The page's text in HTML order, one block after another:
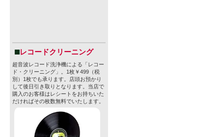
レコードクリーニング
超音波レコード洗浄機による「レコー
ド・クリーニング」。1枚￥499（税
別）1枚でも承ります。店頭お預かり
して後日引き取りとなります。当店で
購入のお客様はレシートをお持ちいた
だければその枚数無料でいたします。